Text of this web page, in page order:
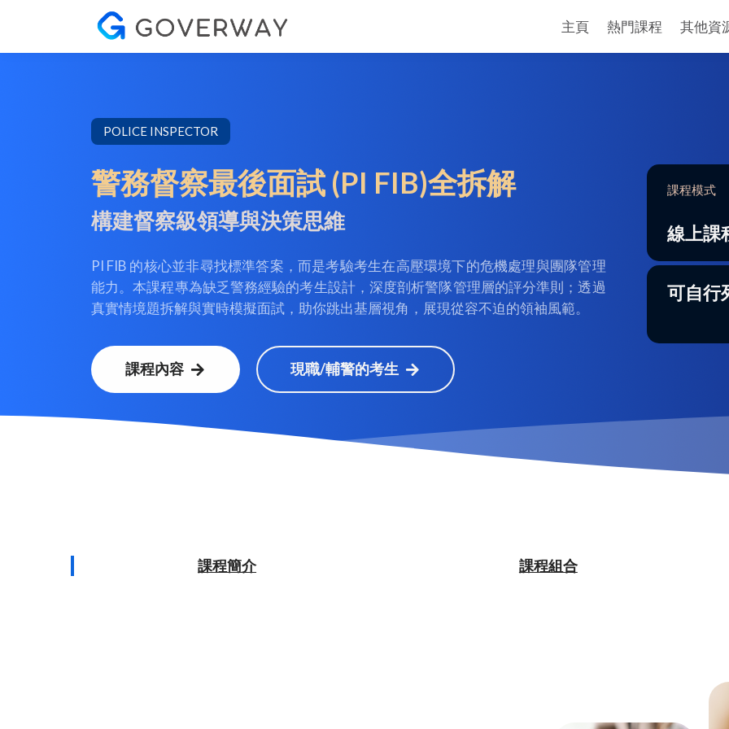
主頁 熱門課程 其他資
POLICE INSPECTOR
警務督察最後面試 (PI FIB)全拆解
構建督察級領導與決策思維
PI FIB 的核心並非尋找標準答案，而是考驗考生在高壓環境下的危機處理與團隊管理
能力。本課程專為缺乏警務經驗的考生設計，深度剖析警隊管理層的評分準則；透過
真實情境題拆解與實時模擬面試，助你跳出基層視角，展現從容不迫的領袖風範。
課程內容 現職/輔警的考生
課程模式
線上課
可自行
課程簡介 課程組合